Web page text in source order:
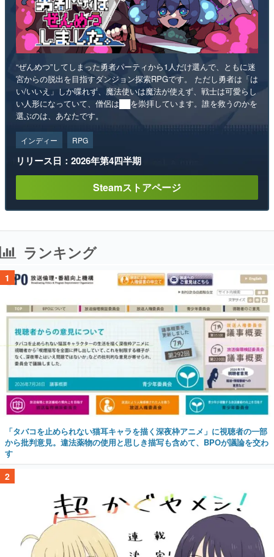
“ぜんめつ”してしまった勇者パーティから1人だけ選んで、ともに迷
宮からの脱出を目指すダンジョン探索RPGです。 ただし勇者は「は
い/いいえ」しか喋れず、魔法使いは魔法が使えず、戦士は可愛らし
い人形になっていて、僧侶は██を崇拝しています。誰を救うのかを
選ぶのは、あなたです。
インディー RPG
リリース日：2026年第4四半期
Steamストアページ
ランキング
1
「タバコを止められない猫耳キャラを描く深夜枠アニメ」に視聴者の一部
から批判意見。違法薬物の使用と思しき描写も含めて、BPOが議論を交わ
す
2